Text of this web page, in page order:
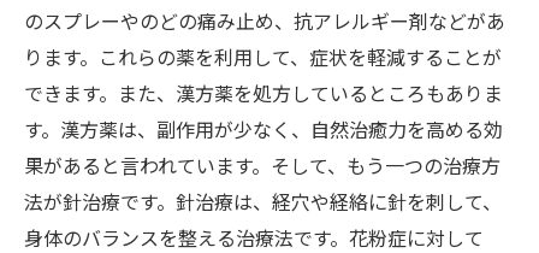
のスプレーやのどの痛み止め、抗アレルギー剤などがあ
ります。これらの薬を利用して、症状を軽減することが
できます。また、漢方薬を処方しているところもありま
す。漢方薬は、副作用が少なく、自然治癒力を高める効
果があると言われています。そして、もう一つの治療方
法が針治療です。針治療は、経穴や経絡に針を刺して、
身体のバランスを整える治療法です。花粉症に対して